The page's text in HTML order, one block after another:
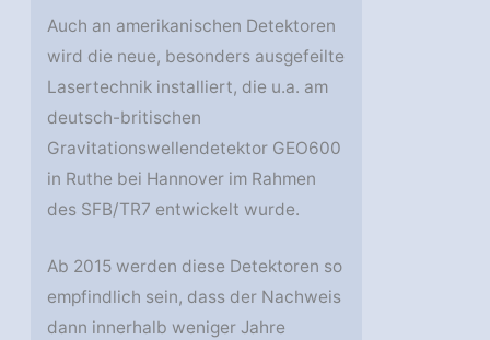
Auch an amerikanischen Detektoren
wird die neue, besonders ausgefeilte
Lasertechnik installiert, die u.a. am
deutsch-britischen
Gravitationswellendetektor GEO600
in Ruthe bei Hannover im Rahmen
des SFB/TR7 entwickelt wurde.
Ab 2015 werden diese Detektoren so
empfindlich sein, dass der Nachweis
dann innerhalb weniger Jahre